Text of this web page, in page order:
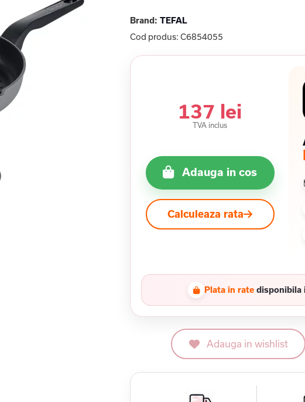
Brand: TEFAL
Cod produs: C6854055
137 lei
TVA inclus
Adauga in cos
Calculeaza rata
Plata in rate disponibila
Adauga in wishlist